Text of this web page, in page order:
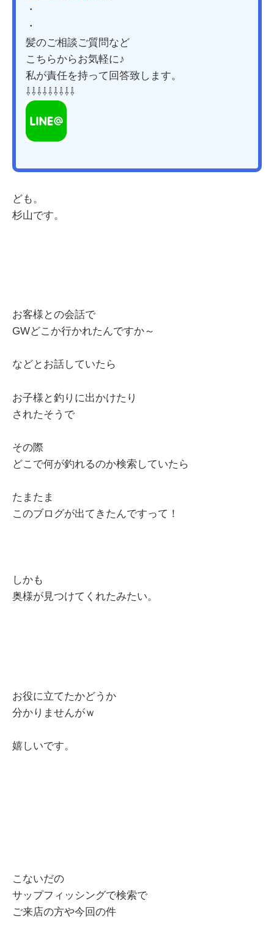
・
・
髪のご相談ご質問など
こちらからお気軽に♪
私が責任を持って回答致します。
⇩⇩⇩⇩⇩⇩⇩⇩⇩
ども。
杉山です。
お客様との会話で
GWどこか行かれたんですか～
などとお話していたら
お子様と釣りに出かけたり
されたそうで
その際
どこで何が釣れるのか検索していたら
たまたま
このブログが出てきたんですって！
しかも
奥様が見つけてくれたみたい。
お役に立てたかどうか
分かりませんがｗ
嬉しいです。
こないだの
サップフィッシングで検索で
ご来店の方や今回の件